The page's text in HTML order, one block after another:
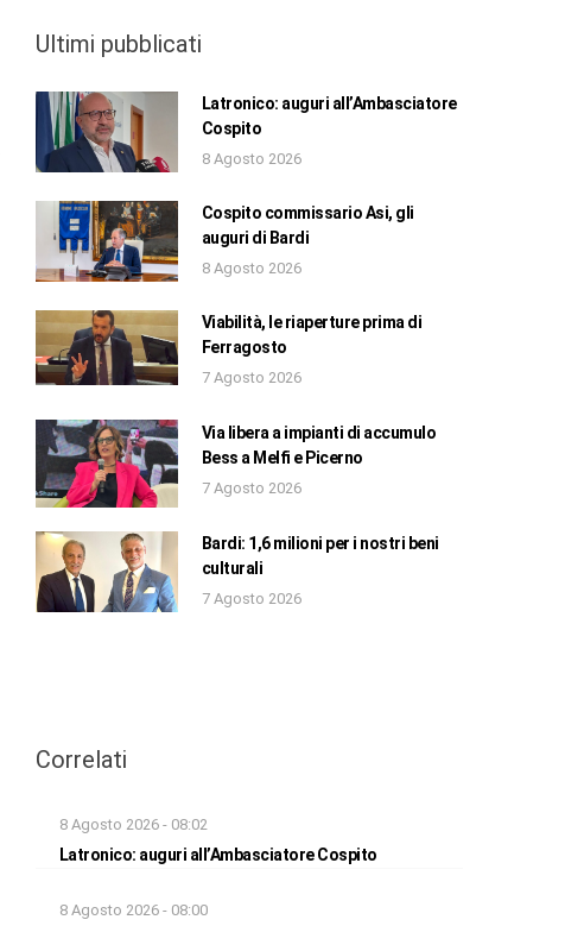
Ultimi pubblicati
Latronico: auguri all’Ambasciatore
Cospito
8 Agosto 2026
Cospito commissario Asi, gli
auguri di Bardi
8 Agosto 2026
Viabilità, le riaperture prima di
Ferragosto
7 Agosto 2026
Via libera a impianti di accumulo
Bess a Melfi e Picerno
7 Agosto 2026
Bardi: 1,6 milioni per i nostri beni
culturali
7 Agosto 2026
Correlati
8 Agosto 2026 - 08:02
Latronico: auguri all’Ambasciatore Cospito
8 Agosto 2026 - 08:00